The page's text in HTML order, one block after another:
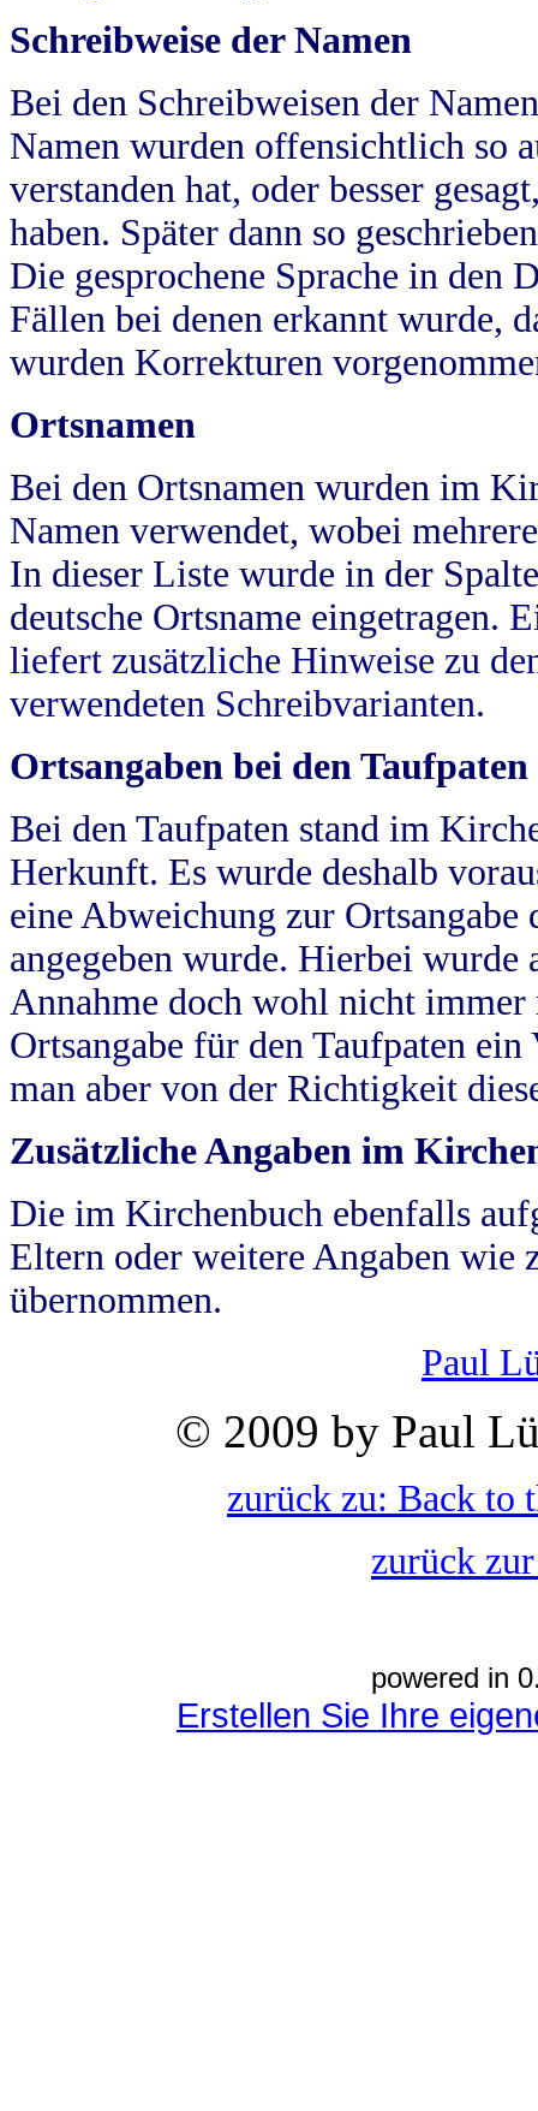
Schreibweise der Namen
Bei den Schreibweisen der
Namen wurden offensichtlich so
verstanden hat, oder besser
haben. Später dann so
Die gesprochene Sprache in
Fällen bei denen erkannt wurde,
wurden Korrekturen
Ortsnamen
Bei den Ortsnamen wurden im
Namen verwendet, wobei
In dieser Liste wurde in der
deutsche Ortsname eingetragen.
liefert zusätzliche Hinweise zu
verwendeten Schreibvarianten.
Ortsangaben bei den Taufpaten
Bei den Taufpaten stand im
Herkunft. Es wurde deshalb
eine Abweichung zur
angegeben wurde. Hierbei wurde
Annahme doch wohl nicht
Ortsangabe für den Taufpaten
man aber von der Richtigkeit
Zusätzliche Angaben im
Die im Kirchenbuch ebenfalls
Eltern oder weitere Angaben wie
übernommen.
Paul
© 2009 by Paul
zurück zu: Back to
zurück
powered in
Erstellen Sie Ihre